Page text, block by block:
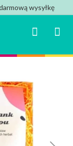
wysyłkę
Mój
Search